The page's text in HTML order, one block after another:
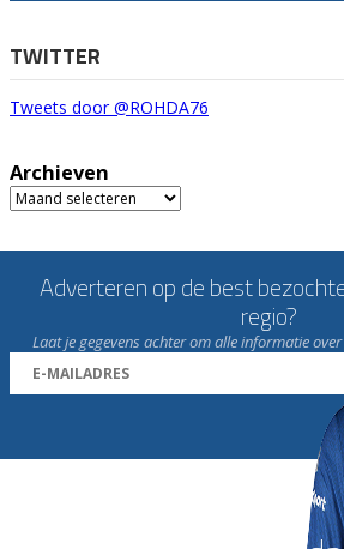
TWITTER
Tweets door @ROHDA76
Archieven
Archieven
Adverteren op de best
regio?
Laat je gegevens achter om alle informatie